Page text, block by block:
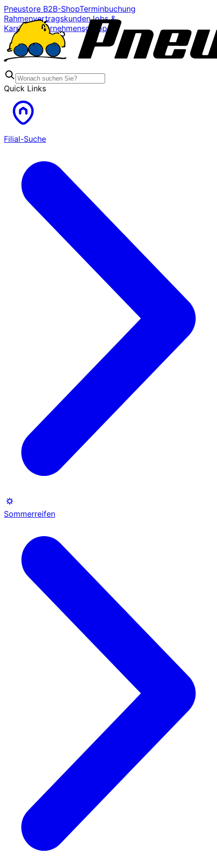
Pneustore B2B-ShopTerminbuchung
RahmenvertragskundenJobs &
Karriere
Unternehmensgruppe
Quick Links
Filial-Suche
Sommerreifen